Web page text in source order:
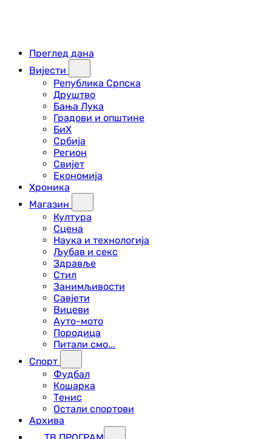
Преглед дана
Вијести
Република Српска
Друштво
Бања Лука
Градови и општине
БиХ
Србија
Регион
Свијет
Економија
Хроника
Магазин
Култура
Сцена
Наука и технологија
Љубав и секс
Здравље
Стил
Занимљивости
Савјети
Вицеви
Ауто-мото
Породица
Питали смо...
Спорт
Фудбал
Кошарка
Тенис
Остали спортови
Архива